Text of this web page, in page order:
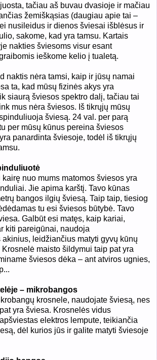
tačiau aš buvau dvasioje ir mačiau
žemiškąsias (daugiau apie tai –
nusileidus ir dienos šviesai išblėsus ir
sakome, kad yra tamsu. Kartais
nakties šviesoms visur esant
ieškome kelio į tualetą.
naktis nėra tamsi, kaip ir jūsų namai
ta, kad mūsų fizinės akys yra
siaurą šviesos spektro dalį, tačiau tai
mus nėra šviesos. Iš tikrųjų mūsų
šviesą. 24 val. per parą
per mūsų kūnus pereina šviesos
panardinta šviesoje, todėl iš tikrųjų
nuo mums matomos šviesos yra
Jie apima karštį. Tavo kūnas
bangos ilgių šviesą. Taip taip, tiesiog
tu esi šviesos būtybė. Tavo
Galbūt esi matęs, kaip kariai,
kiti pareigūnai, naudoja
leidžiančius matyti gyvų kūnų
maisto šildymui taip pat yra
šviesos dėka – ant atviros ugnies,
– mikrobangos
krosnele, naudojate šviesą, nes
yra šviesa. Krosnelės vidus
elektros lempute, teikiančia
dėl kurios jūs ir galite matyti šviesoje